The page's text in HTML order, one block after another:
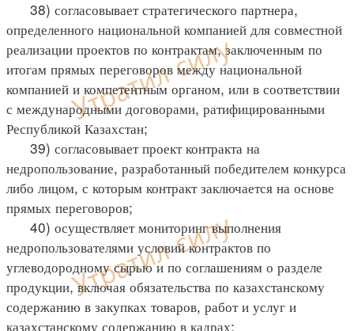
38) согласовывает стратегического партнера,
определенного национальной компанией для совместной
реализации проектов по контрактам, заключенным по
итогам прямых переговоров между национальной
компанией и компетентным органом, или в соответствии
с международными договорами, ратифицированными
Республикой Казахстан;
39) согласовывает проект контракта на
недропользование, разработанный победителем конкурса
либо лицом, с которым контракт заключается на основе
прямых переговоров;
40) осуществляет мониторинг выполнения
недропользователями условий контрактов по
углеводородному сырью и по соглашениям о разделе
продукции, включая обязательства по казахстанскому
содержанию в закупках товаров, работ и услуг и
казахстанскому содержанию в кадрах;